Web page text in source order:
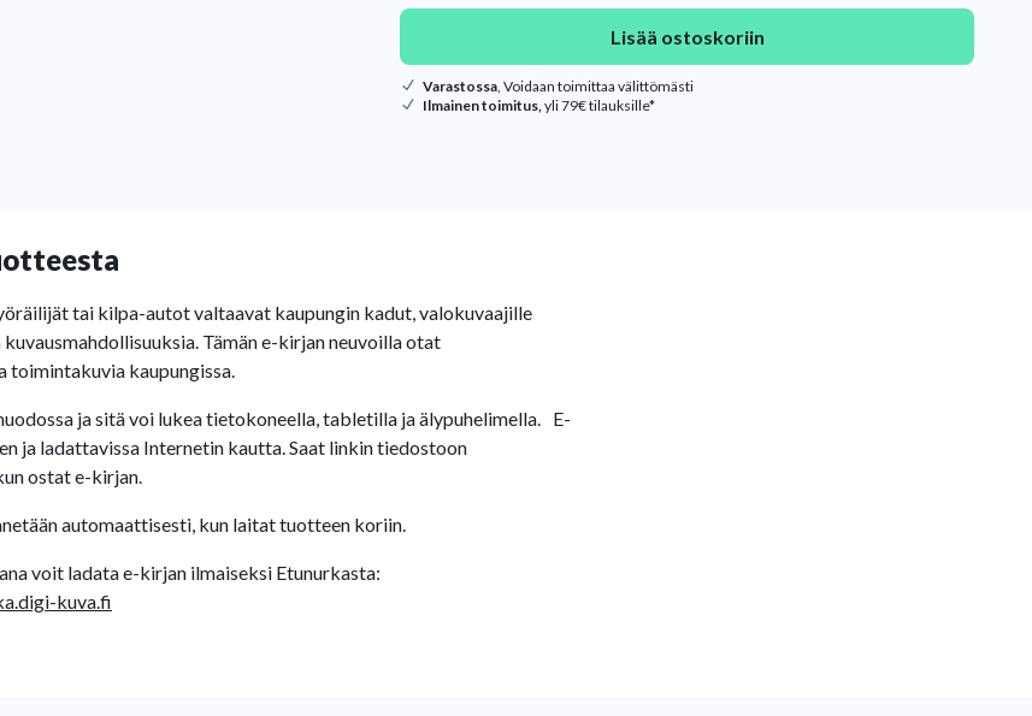
Lisää ostoskoriin
Varastossa , Voidaan toimittaa välittömästi
Ilmainen toimitus, yli 79€ tilauksille*
tai kilpa-autot valtaavat kaupungin kadut, valokuvaajille
Tämän e-kirjan neuvoilla otat
toimintakuvia kaupungissa.
ja sitä voi lukea tietokoneella, tabletilla ja älypuhelimella. E-
ja ladattavissa Internetin kautta. Saat linkin tiedostoon
ostat e-kirjan.
automaattisesti, kun laitat tuotteen koriin.
voit ladata e-kirjan ilmaiseksi Etunurkasta:
kuva.fi